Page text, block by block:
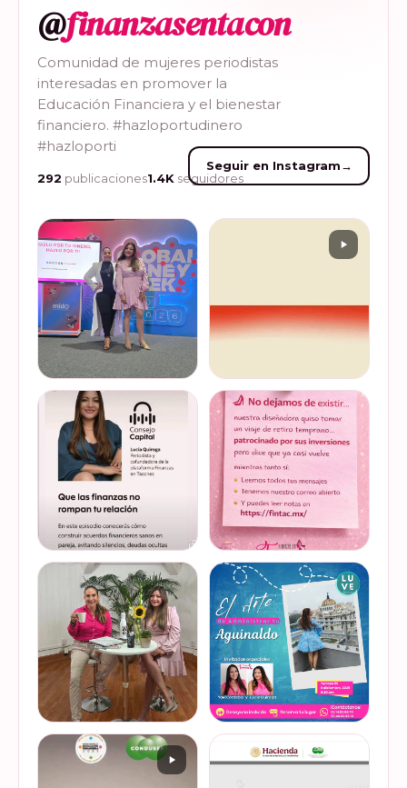
@finanzasentacon
Comunidad de mujeres periodistas
interesadas en promover la
Educación Financiera y el bienestar
financiero. #hazloportudinero
#hazloporti
292 publicaciones1.4K seguidores
Seguir en Instagram→
Felices de haber sido
invitadas, por cuarto año
consecutivo, a participar en
la Global Money Week, una
iniciativa que impulsa la
educación f…
VER EN
INSTAGRAM
Del 17 al 22 de marzo se
lleva a cabo la Global
Money Week 2026 (Semana
Mundial del Dinero).
Finanzas en Tacones
somos parte de esta
Jornada…
VER EN
INSTAGRAM
@lucyquiroga tuvo la
oportunidad de conversar
con la gran Ilana Sod, en el
#podcast Consejo Capital
de @scotiabankmx Gracias
por la invitac…
VER EN
INSTAGRAM
Prometemos que no
desaparecimos… solo
estamos reorganizando
todo (y esperando a que el
diseñador vuelva del retiro
😅). No estamos publicand…
VER EN
INSTAGRAM
De cuando te toca ser la
entrevistada. Un placer
platicar con Esther Luiselli
¿Quieres conocer cuál es la
mejor forma de gestionar
ese dinero extra de fin de